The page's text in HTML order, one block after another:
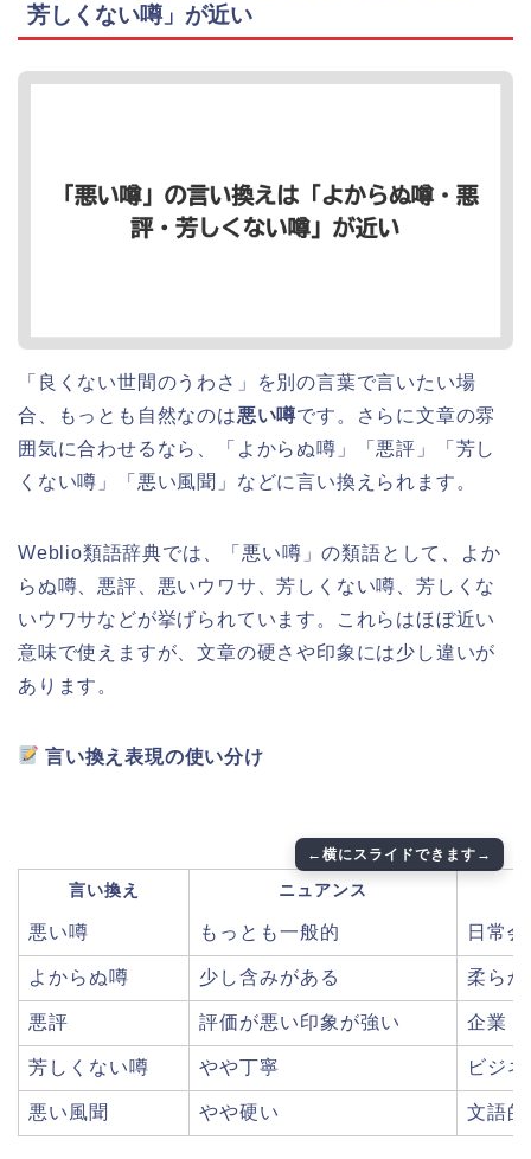
芳しくない噂」が近い
「良くない世間のうわさ」を別の言葉で言いたい場
合、もっとも自然なのは悪い噂です。さらに文章の雰
囲気に合わせるなら、「よからぬ噂」「悪評」「芳し
くない噂」「悪い風聞」などに言い換えられます。
Weblio類語辞典では、「悪い噂」の類語として、よか
らぬ噂、悪評、悪いウワサ、芳しくない噂、芳しくな
いウワサなどが挙げられています。これらはほぼ近い
意味で使えますが、文章の硬さや印象には少し違いが
あります。
言い換え表現の使い分け
言い換え ニュアンス
悪い噂 もっとも一般的 日常
よからぬ噂 少し含みがある 柔ら
悪評 評価が悪い印象が強い 企業
芳しくない噂 やや丁寧 ビジ
悪い風聞 やや硬い 文語